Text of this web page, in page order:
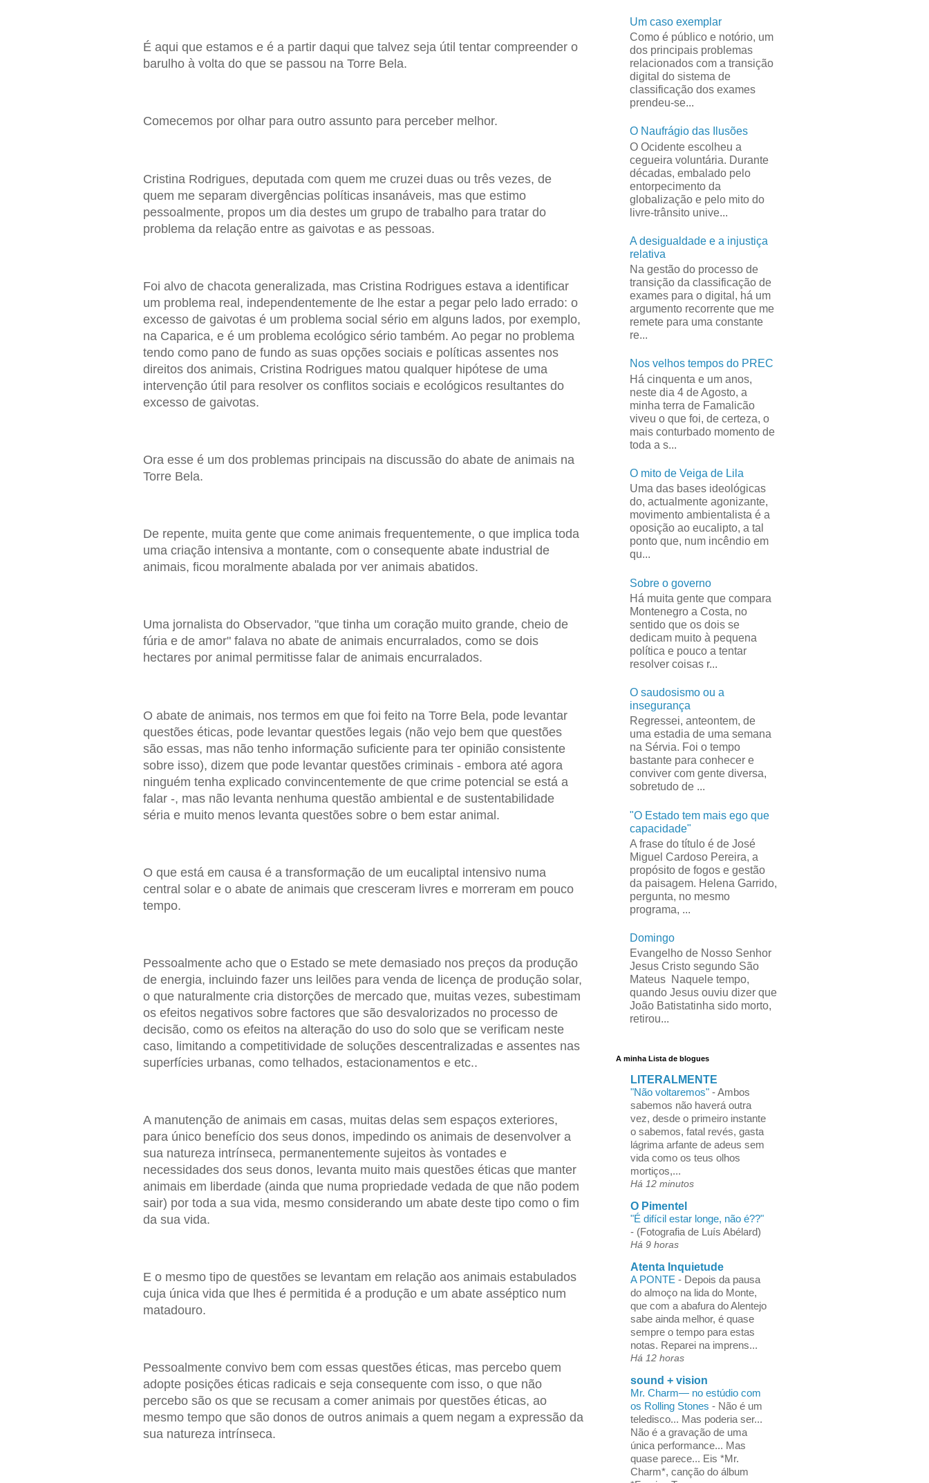
É aqui que estamos e é a partir daqui que talvez seja útil tentar compreender o
barulho à volta do que se passou na Torre Bela.
Comecemos por olhar para outro assunto para perceber melhor.
Cristina Rodrigues, deputada com quem me cruzei duas ou três vezes, de
quem me separam divergências políticas insanáveis, mas que estimo
pessoalmente, propos um dia destes um grupo de trabalho para tratar do
problema da relação entre as gaivotas e as pessoas.
Foi alvo de chacota generalizada, mas Cristina Rodrigues estava a identificar
um problema real, independentemente de lhe estar a pegar pelo lado errado: o
excesso de gaivotas é um problema social sério em alguns lados, por exemplo,
na Caparica, e é um problema ecológico sério também. Ao pegar no problema
tendo como pano de fundo as suas opções sociais e políticas assentes nos
direitos dos animais, Cristina Rodrigues matou qualquer hipótese de uma
intervenção útil para resolver os conflitos sociais e ecológicos resultantes do
excesso de gaivotas.
Ora esse é um dos problemas principais na discussão do abate de animais na
Torre Bela.
De repente, muita gente que come animais frequentemente, o que implica toda
uma criação intensiva a montante, com o consequente abate industrial de
animais, ficou moralmente abalada por ver animais abatidos.
Uma jornalista do Observador, "que tinha um coração muito grande, cheio de
fúria e de amor" falava no abate de animais encurralados, como se dois
hectares por animal permitisse falar de animais encurralados.
O abate de animais, nos termos em que foi feito na Torre Bela, pode levantar
questões éticas, pode levantar questões legais (não vejo bem que questões
são essas, mas não tenho informação suficiente para ter opinião consistente
sobre isso), dizem que pode levantar questões criminais - embora até agora
ninguém tenha explicado convincentemente de que crime potencial se está a
falar -, mas não levanta nenhuma questão ambiental e de sustentabilidade
séria e muito menos levanta questões sobre o bem estar animal.
O que está em causa é a transformação de um eucaliptal intensivo numa
central solar e o abate de animais que cresceram livres e morreram em pouco
tempo.
Pessoalmente acho que o Estado se mete demasiado nos preços da produção
de energia, incluindo fazer uns leilões para venda de licença de produção solar,
o que naturalmente cria distorções de mercado que, muitas vezes, subestimam
os efeitos negativos sobre factores que são desvalorizados no processo de
decisão, como os efeitos na alteração do uso do solo que se verificam neste
caso, limitando a competitividade de soluções descentralizadas e assentes nas
superfícies urbanas, como telhados, estacionamentos e etc..
A manutenção de animais em casas, muitas delas sem espaços exteriores,
para único benefício dos seus donos, impedindo os animais de desenvolver a
sua natureza intrínseca, permanentemente sujeitos às vontades e
necessidades dos seus donos, levanta muito mais questões éticas que manter
animais em liberdade (ainda que numa propriedade vedada de que não podem
sair) por toda a sua vida, mesmo considerando um abate deste tipo como o fim
da sua vida.
E o mesmo tipo de questões se levantam em relação aos animais estabulados
cuja única vida que lhes é permitida é a produção e um abate asséptico num
matadouro.
Pessoalmente convivo bem com essas questões éticas, mas percebo quem
adopte posições éticas radicais e seja consequente com isso, o que não
percebo são os que se recusam a comer animais por questões éticas, ao
mesmo tempo que são donos de outros animais a quem negam a expressão da
sua natureza intrínseca.
Um caso exemplar
Como é público e notório, um
dos principais problemas
relacionados com a transição
digital do sistema de
classificação dos exames
prendeu-se...
O Naufrágio das Ilusões
O Ocidente escolheu a
cegueira voluntária. Durante
décadas, embalado pelo
entorpecimento da
globalização e pelo mito do
livre-trânsito unive...
A desigualdade e a injustiça
relativa
Na gestão do processo de
transição da classificação de
exames para o digital, há um
argumento recorrente que me
remete para uma constante
re...
Nos velhos tempos do PREC
Há cinquenta e um anos,
neste dia 4 de Agosto, a
minha terra de Famalicão
viveu o que foi, de certeza, o
mais conturbado momento de
toda a s...
O mito de Veiga de Lila
Uma das bases ideológicas
do, actualmente agonizante,
movimento ambientalista é a
oposição ao eucalipto, a tal
ponto que, num incêndio em
qu...
Sobre o governo
Há muita gente que compara
Montenegro a Costa, no
sentido que os dois se
dedicam muito à pequena
política e pouco a tentar
resolver coisas r...
O saudosismo ou a
insegurança
Regressei, anteontem, de
uma estadia de uma semana
na Sérvia. Foi o tempo
bastante para conhecer e
conviver com gente diversa,
sobretudo de ...
"O Estado tem mais ego que
capacidade"
A frase do título é de José
Miguel Cardoso Pereira, a
propósito de fogos e gestão
da paisagem. Helena Garrido,
pergunta, no mesmo
programa, ...
Domingo
Evangelho de Nosso Senhor
Jesus Cristo segundo São
Mateus Naquele tempo,
quando Jesus ouviu dizer que
João Batistatinha sido morto,
retirou...
A minha Lista de blogues
LITERALMENTE
"Não voltaremos" -Ambos
sabemos não haverá outra
vez, desde o primeiro instante
o sabemos, fatal revés, gasta
lágrima arfante de adeus sem
vida como os teus olhos
mortiços,...
Há 12 minutos
O Pimentel
"É difícil estar longe, não é??"
- (Fotografia de Luís Abélard)
Há 9 horas
Atenta Inquietude
A PONTE - Depois da pausa
do almoço na lida do Monte,
que com a abafura do Alentejo
sabe ainda melhor, é quase
sempre o tempo para estas
notas. Reparei na imprens...
Há 12 horas
sound + vision
Mr. Charm— no estúdio com
os Rolling Stones - Não é um
teledisco... Mas poderia ser...
Não é a gravação de uma
única performance... Mas
quase parece... Eis *Mr.
Charm*, canção do álbum